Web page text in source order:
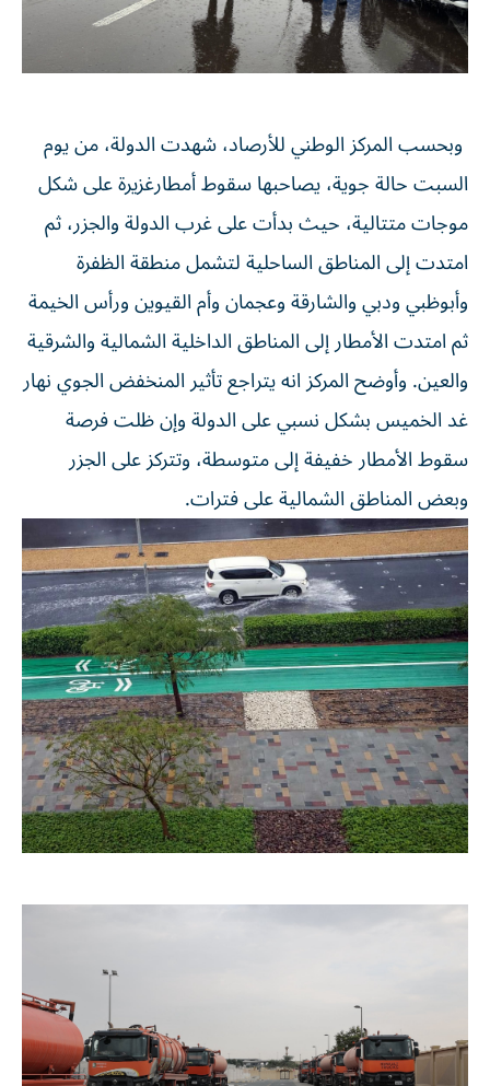
وبحسب المركز الوطني للأرصاد، شهدت الدولة، من يوم
السبت حالة جوية، يصاحبها سقوط أمطارغزيرة على شكل
موجات متتالية، حيث بدأت على غرب الدولة والجزر، ثم
امتدت إلى المناطق الساحلية لتشمل منطقة الظفرة
وأبوظبي ودبي والشارقة وعجمان وأم القيوين ورأس الخيمة
ثم امتدت الأمطار إلى المناطق الداخلية الشمالية والشرقية
والعين. وأوضح المركز انه يتراجع تأثير المنخفض الجوي نهار
غد الخميس بشكل نسبي على الدولة وإن ظلت فرصة
سقوط الأمطار خفيفة إلى متوسطة، وتتركز على الجزر
وبعض المناطق الشمالية على فترات.